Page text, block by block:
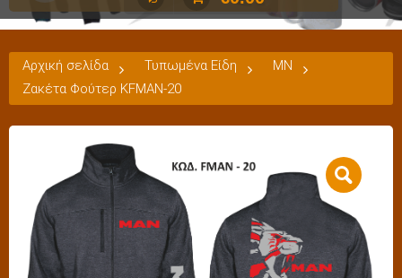
Αρχική σελίδα Τυπωμένα Είδη
MN
Ζακέτα Φούτερ KFMAN-20